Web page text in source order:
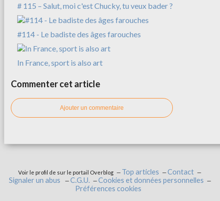
# 115 – Salut, moi c'est Chucky, tu veux bader ?
#114 - Le badiste des âges farouches
In France, sport is also art
Commenter cet article
Ajouter un commentaire
Voir le profil de sur le portail Overblog Top articles
Contact
Signaler un abus
C.G.U.
Cookies et données personnelles
Préférences cookies